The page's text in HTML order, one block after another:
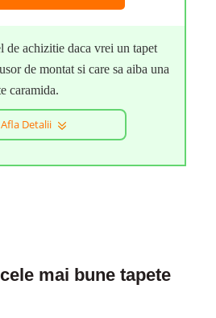
de achizitie daca vrei un tapet
de montat si care sa aiba una
caramida.
Afla Detalii
mai bune tapete